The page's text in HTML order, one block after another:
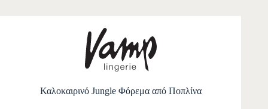
Καλοκαιρινό Jungle Φόρεμα από Ποπλίνα